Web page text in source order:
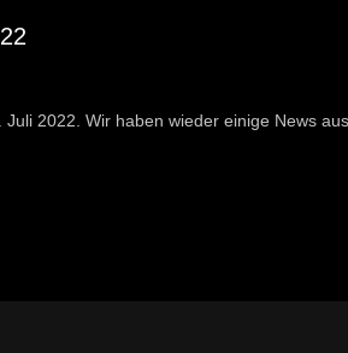
2022. Wir haben wieder einige News